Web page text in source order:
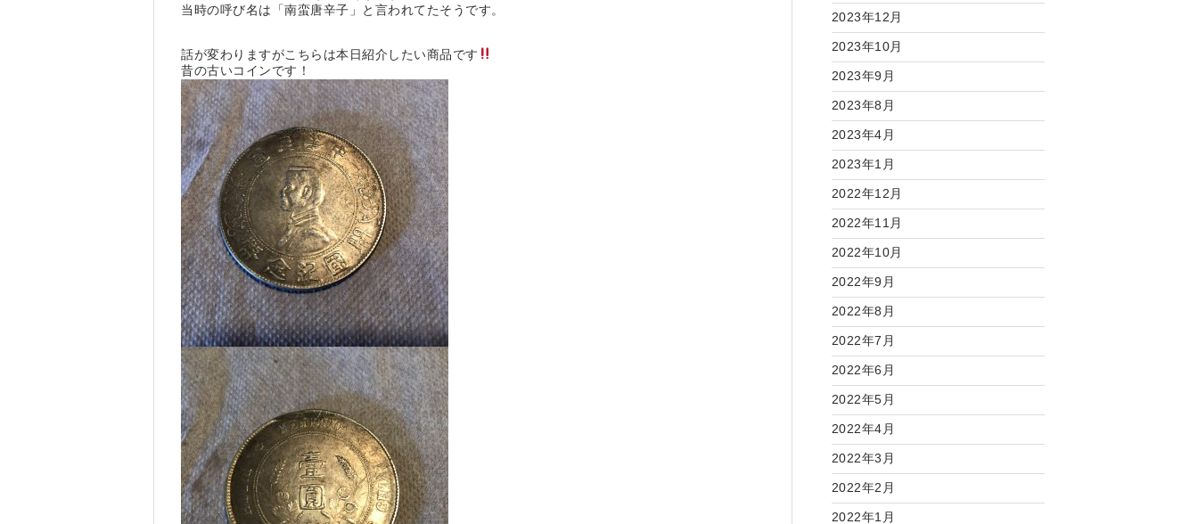
当時の呼び名は「南蛮唐辛子」と言われてたそうです。
話が変わりますがこちらは本日紹介したい商品です
昔の古いコインです！
2023年12月
2023年10月
2023年9月
2023年8月
2023年4月
2023年1月
2022年12月
2022年11月
2022年10月
2022年9月
2022年8月
2022年7月
2022年6月
2022年5月
2022年4月
2022年3月
2022年2月
2022年1月